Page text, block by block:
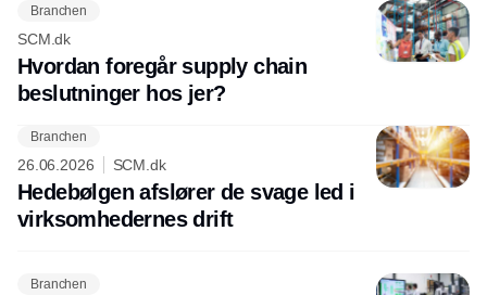
Branchen
SCM.dk
Hvordan foregår supply chain
beslutninger hos jer?
Branchen
26.06.2026 SCM.dk
Hedebølgen afslører de svage led i
virksomhedernes drift
Branchen